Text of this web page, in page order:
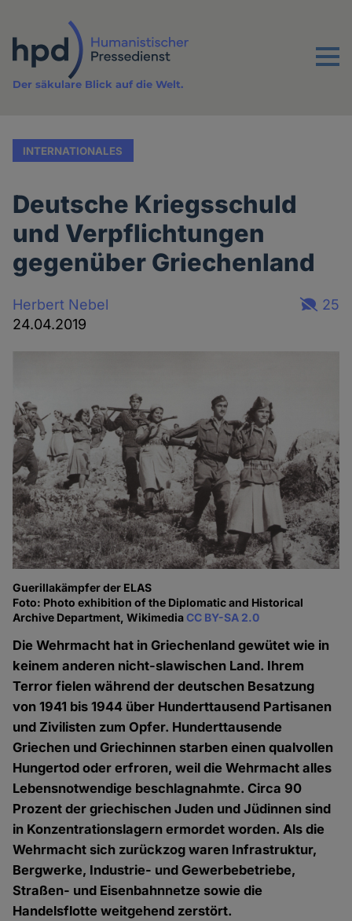
Inhalt
Menu
Der säkulare Blick auf die Welt.
INTERNATIONALES
Deutsche Kriegsschuld
und Verpflichtungen
gegenüber Griechenland
Herbert Nebel
24.04.2019
25
Guerillakämpfer der ELAS
Foto: Photo exhibition of the Diplomatic and Historical
Archive Department, WikimediaCC BY-SA 2.0
Die Wehrmacht hat in Griechenland gewütet wie in
keinem anderen nicht-slawischen Land. Ihrem
Terror fielen während der deutschen Besatzung
von 1941 bis 1944 über Hunderttausend Partisanen
und Zivilisten zum Opfer. Hunderttausende
Griechen und Griechinnen starben einen qualvollen
Hungertod oder erfroren, weil die Wehrmacht alles
Lebensnotwendige beschlagnahmte. Circa 90
Prozent der griechischen Juden und Jüdinnen sind
in Konzentrationslagern ermordet worden. Als die
Wehrmacht sich zurückzog waren Infrastruktur,
Bergwerke, Industrie- und Gewerbebetriebe,
Straßen- und Eisenbahnnetze sowie die
Handelsflotte weitgehend zerstört.